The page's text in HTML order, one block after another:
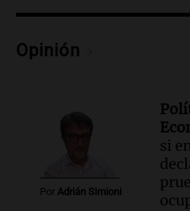
Episodios
Opinión
Por Adrián Simioni
si